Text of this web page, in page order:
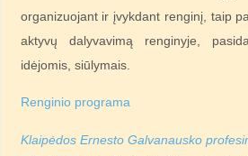
organizuojant ir įvykdant renginį, taip
aktyvų dalyvavimą renginyje,
idėjomis, siūlymais.
Renginio programa
Klaipėdos Ernesto Galvanausko